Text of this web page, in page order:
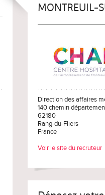
MONTREUIL-
Direction des affaires
140 chemin
62180
Rang-du-Fliers
France
Voir le site du recruteur